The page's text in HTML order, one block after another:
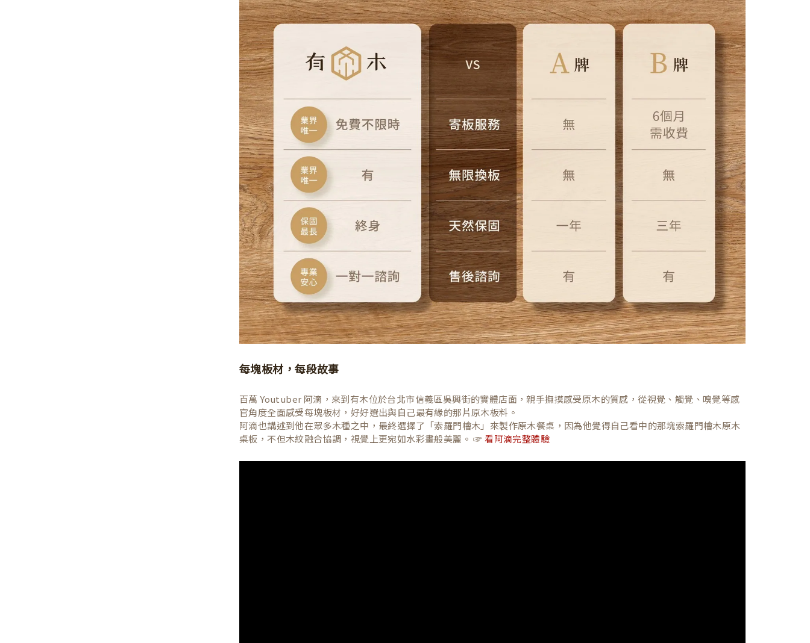
每塊板材，每段故事
百萬 Youtuber 阿滴，來到有木位於台北市信義區吳興街的實體店面，親手撫摸感受原木的質感，從視覺、觸覺、嗅覺等感
官角度全面感受每塊板材，好好選出與自己最有緣的那片原木板料。
阿滴也講述到他在眾多木種之中，最終選擇了「索羅門檜木」來製作原木餐桌，因為他覺得自己看中的那塊索羅門檜木原木
桌板，不但木紋融合協調，視覺上更宛如水彩畫般美麗。 ☞看阿滴完整體驗